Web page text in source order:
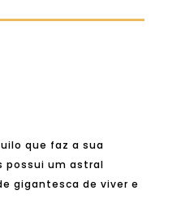
que faz a sua
possui um astral
gigantesca de viver e